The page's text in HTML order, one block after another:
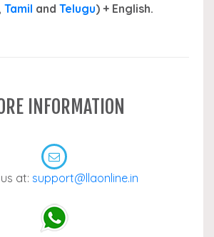
Tamil and Telugu) + English.
INFORMATION
at: support@llaonline.in